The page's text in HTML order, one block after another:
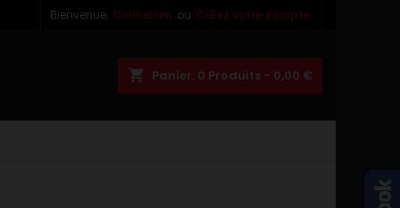
Bienvenue, Connexion ou Créez votre compte
shopping_cart Panier: 0 Produits - 0,00 €